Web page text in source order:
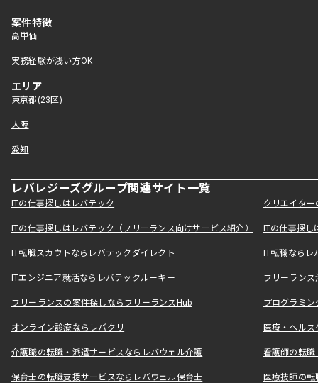
案件特徴
高単価
実務経験が浅い方OK
エリア
東京都(23区)
大阪
愛知
レバレジーズグループ関連サイト一覧
ITの仕事探しはレバテック クリエイタ
ITの仕事探しはレバテック（フリーランス向けサービス紹介） ITの仕事探
IT転職スカウトならレバテックダイレクト IT転職なら
ITエンジニア就活ならレバテックルーキー フリーラン
フリーランスの案件探しならフリーランスHub プログラミ
オンライン診療ならレバクリ 医療・ヘル
介護職の転職・派遣サービスならレバウェル介護 看護師の転
保育士の転職支援サービスならレバウェル保育士 医療技師の